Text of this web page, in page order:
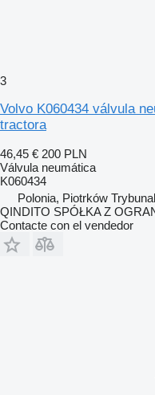
3
Volvo K060434 válvula
tractora
46,45 € 200 PLN
Válvula neumática
K060434
Polonia, Piotrków
QINDITO SPÓŁKA Z
Contacte con el vendedor